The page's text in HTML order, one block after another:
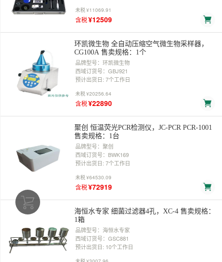
未税¥11069.91
含税¥12509
环凯微生物 全自动压缩空气微生物采样器，
CG100A 售卖规格：1个
品牌型号：环凯微生物
西域订货号：GBJ921
预计出货日: 7个工作日
未税¥20256.64
含税¥22890
聚创 恒温荧光PCR检测仪，JC-PCR PCR-1001
售卖规格：1台
品牌型号：聚创
西域订货号：BWK169
预计出货日: 7个工作日
未税¥64530.09
含税¥72919
海恒水专家 细菌过滤器4孔，XC-4 售卖规格：
1箱
品牌型号：海恒水专家
西域订货号：GSC881
预计出货日: 10个工作日